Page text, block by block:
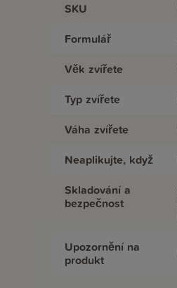
SKU
Formulář
Věk zvířete
Typ zvířete
Váha zvířete
Neaplikujte, když
Skladování a
bezpečnost
Upozornění na
produkt